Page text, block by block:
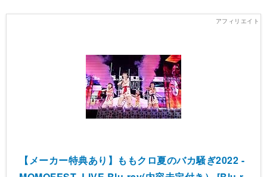
【メーカー特典あり】ももクロ夏のバカ騒ぎ2022 -